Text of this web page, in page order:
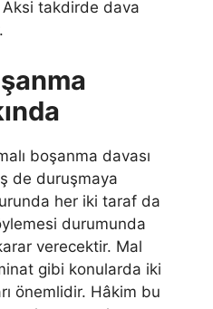
takdirde dava
boşanma davası
de duruşmaya
her iki taraf da
durumunda
verecektir. Mal
gibi konularda iki
önemlidir. Hâkim bu